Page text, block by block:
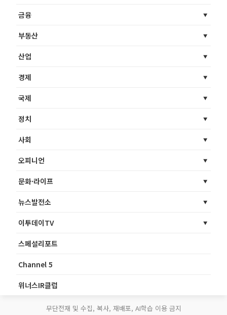
금융
부동산
산업
경제
국제
정치
사회
오피니언
문화·라이프
뉴스발전소
이투데이TV
스페셜리포트
Channel 5
위너스IR클럽
무단전재 및 수집, 복사, 재배포, AI학습 이용 금지